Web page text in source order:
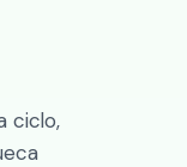
ciclo,